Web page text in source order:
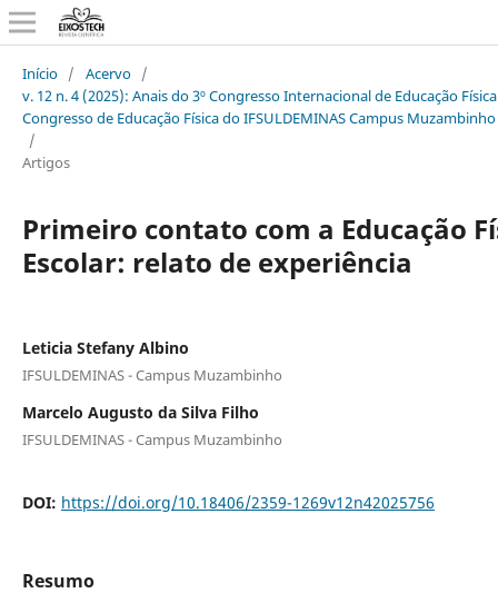
Início / Acervo /
v. 12 n. 4 (2025): Anais do 3º Congresso Internacional de Educação
Congresso de Educação Física do IFSULDEMINAS Campus Muzambinho
/
Artigos
Primeiro contato com a Educação
Escolar: relato de experiência
Leticia Stefany Albino
IFSULDEMINAS - Campus Muzambinho
Marcelo Augusto da Silva Filho
IFSULDEMINAS - Campus Muzambinho
DOI: https://doi.org/10.18406/2359-1269v12n42025756
Resumo